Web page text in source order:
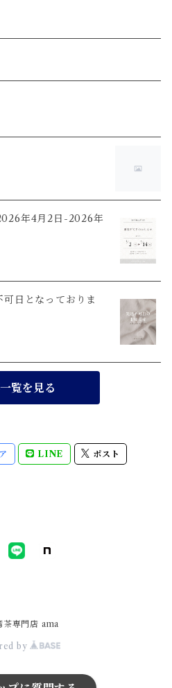
年4月2日-2026年
日となっておりま
覧を見る
LINE ポスト
専門店 ama
by